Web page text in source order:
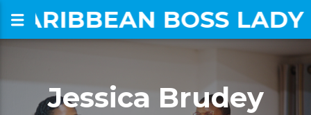
CARIBBEAN BOSS LADY
Jessica Brudey